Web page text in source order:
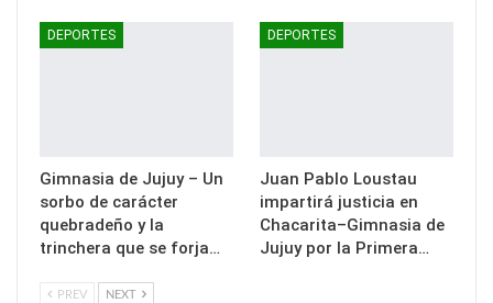
DEPORTES
Gimnasia de Jujuy – Un
sorbo de carácter
quebradeño y la
trinchera que se forja…
DEPORTES
Juan Pablo Loustau
impartirá justicia en
Chacarita–Gimnasia de
Jujuy por la Primera…
PREV NEXT